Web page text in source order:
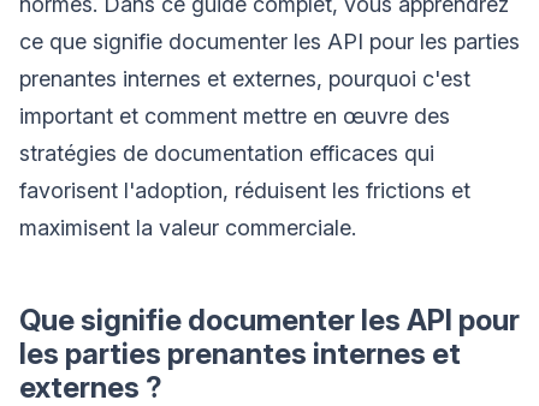
ce que signifie documenter les API pour les parties
prenantes internes et externes, pourquoi c'est
important et comment mettre en œuvre des
stratégies de documentation efficaces qui
favorisent l'adoption, réduisent les frictions et
maximisent la valeur commerciale.
Que signifie documenter les API pour
les parties prenantes internes et
externes ?